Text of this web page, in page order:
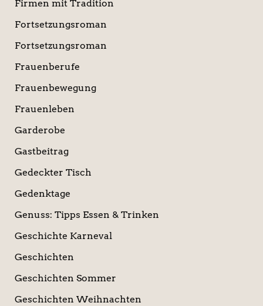
Firmen mit Tradition
Fortsetzungsroman
Fortsetzungsroman
Frauenberufe
Frauenbewegung
Frauenleben
Garderobe
Gastbeitrag
Gedeckter Tisch
Gedenktage
Genuss: Tipps Essen & Trinken
Geschichte Karneval
Geschichten
Geschichten Sommer
Geschichten Weihnachten